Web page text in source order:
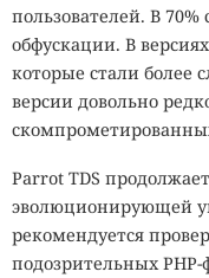
пользователей. В 70%
обфускации. В
которые стали более
версии довольно
Parrot TDS
эволюционирующей
рекомендуется
подозрительных